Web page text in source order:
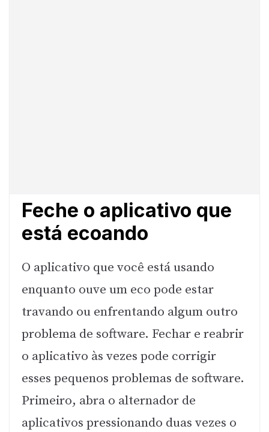
Feche o aplicativo que
está ecoando
O aplicativo que você está usando
enquanto ouve um eco pode estar
travando ou enfrentando algum outro
problema de software. Fechar e reabrir
o aplicativo às vezes pode corrigir
esses pequenos problemas de software.
Primeiro, abra o alternador de
aplicativos pressionando duas vezes o